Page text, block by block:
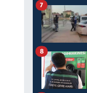
7
8